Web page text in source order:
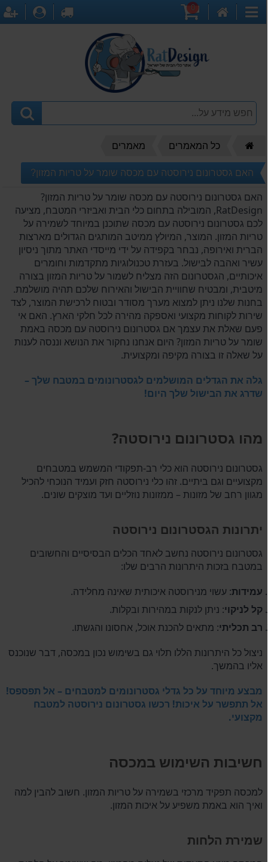
קטגוריות
0
לקופה
כל המאמרים מאמרים
האם גסטרונום נירוסטה עם מכסה שומר על טריות המזון?
האם גסטרונום נירוסטה עם מכסה שומר על טריות המזון?
RatDesign, המובילה בתחום כלי הבית ואביזרי המטבח, מציעה
לכם גסטרונום נירוסטה עם מכסה שתוכנן במיוחד לשמירה על
טריות המזון. המוצר, המיולץ ממיטב המותגים הגדולים מארצות
הברית ואירופה, נבחר בקפידה על ידי מייסדי האתר מתוך ניסיון
עשיר ואהבה לבישול. בעזרת טכנולוגיות מתקדמות וחומרים
איכותיים, הגסטרונום הזה מצליח לשמור על טריות המזון בצורה
מיטבית, ומבטיח שחוויית הבישול והאירוח שלכם תהיה מושלמת.
בחנות שלנו ניתן למצוא מערך מסודר ובטוח לרכישת המוצר, לצד
שירות לקוחות מקצועי ואספקה מהירה לכל חלקי הארץ. האם אי
פעם שאלת את עצמך אם גסטרונום נירוסטה עם מכסה באמת
שומר על טריות המזון? היום אנחנו נחקור את הנושא וננסה לענות
על שאלה זו בצורה מקיפה ומקצועית.
גלה את הגדלים המושלמים לגסטרונומים במטבח שלך –
שדרג את הבישול שלך היום!
מהו גסטרונום נירוסטה?
גסטרונום נירוסטה הוא כלי רב-תפקודי המשמש במטבחים
מקצועיים וגם ביתיים. זהו כלי נירוסטה חזק ועמיד הנוכחי להכיל
מגוון רחב של מזונות – ממזונות נוזליים ועד מוצקים שונים.
יתרונות הגסטרונום נירוסטה
גסטרונום נירוסטה נחשב לאחד הכלים הבסיסיים והחשובים
במטבח בזכות היתרונות הרבים שלו:
עמידות: עשוי מנירוסטה איכותית שאינה מחלידה.
קל לניקוי: ניתן לנקות במהירות ובקלות.
רב תכליתי: מתאים להכנת אוכל, אחסונו והגשתו.
ניצול כל היתרונות הללו תלוי גם בשימוש נכון במכסה, דבר שנוכנס
אליו בהמשך.
מבצע מיוחד על כל גדלי גסטרונומים למטבחים – אל תפספס!
אל תתפשר על איכות! רכשו גסטרונום נירוסטה למטבח
מקצועי.
חשיבות השימוש במכסה
למכסה תפקיד מרכזי בשמירה על טריות המזון. חשוב להבין למה
ואיך הוא באמת משפיע על איכות המזון.
שמירת הלחות